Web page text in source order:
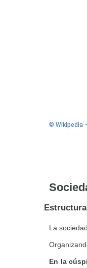
© Wikipedia -
La
En la